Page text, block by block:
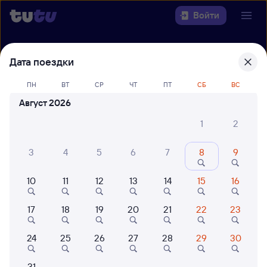
Войти
Выберите день, чтобы найти
Когда
Кто едет
Найти поезда
Дата поездки
ПН ВТ СР ЧТ ПТ СБ ВС
Август 2026
1
2
3 4 5 6 7 8 9
10 11 12 13 14 15 16
17 18 19 20 21 22 23
24 25 26 27 28 29 30